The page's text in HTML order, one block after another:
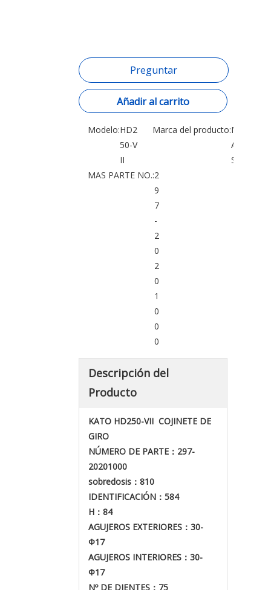
Preguntar
Añadir al carrito
Modelo:HD2
50-V
II
Marca del producto:M
A
S
MAS PARTE NO.:2
9
7
-
2
0
2
0
1
0
0
0
Descripción del
Producto
KATO HD250-VII COJINETE DE
GIRO
NÚMERO DE PARTE ：297-
20201000
sobredosis ：810
IDENTIFICACIÓN ：584
H ：84
AGUJEROS EXTERIORES ：30-
Φ17
AGUJEROS INTERIORES ： 30-
Φ17
Nº DE DIENTES ：75